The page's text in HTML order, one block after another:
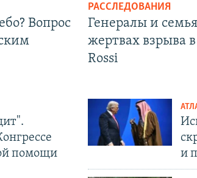
Вопрос
РАССЛЕДОВАНИЯ
Генералы и
жертвах взрыва
Rossi
помощи
и